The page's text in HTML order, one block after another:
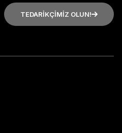
TEDARİKÇİMİZ OLUN!